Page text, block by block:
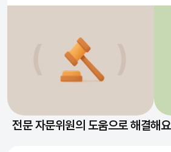
전문 자문위원의 도움으로 해결해요